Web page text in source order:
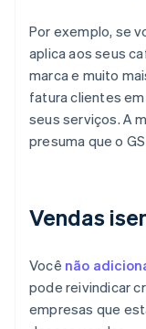
Por exemplo, se
aplica aos seus
marca e muito
fatura clientes
seus serviços. A
presuma que o
Vendas
Você não
pode reivindicar
empresas que